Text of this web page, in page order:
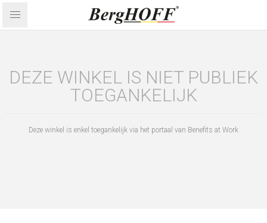
DEZE WINKEL IS NIET PUBLIEK
TOEGANKELIJK
Deze winkel is enkel toegankelijk via het portaal van Benefits at Work